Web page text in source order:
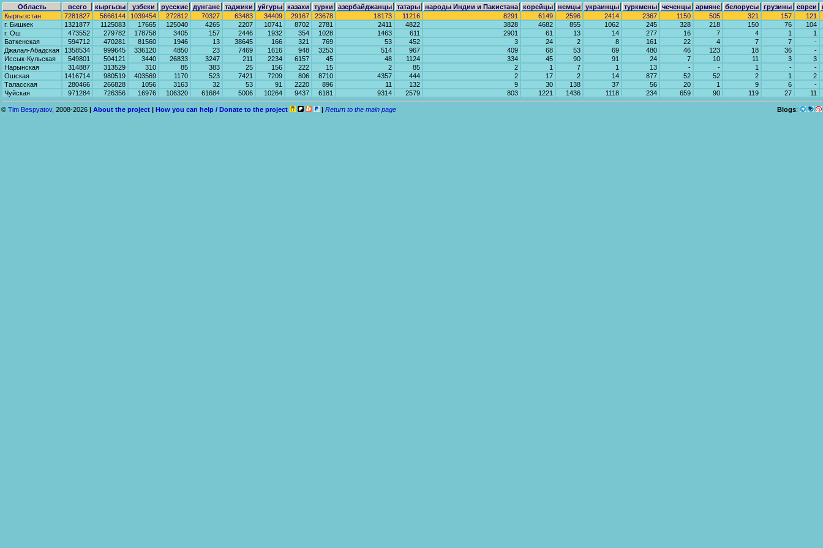
Область всего кыргызы узбеки русские дунгане таджики уйгуры казахи турки азербайджанцы татары народы Индии и Пакистана корейцы немцы украинцы туркмены чеченцы армяне белорусы грузины евреи
Кыргызстан
7281827 5666144 1039454 272812 70327 63483 34409 29167 23678 18173 11216 8291 6149 2596 2414 2367 1150 505 321 157
121
г. Бишкек
1321877 1125083 17665 125040 4265 2207 10741 8702 2781 2411 4822 3828 4682 855 1062 245 328 218 150 76
104
г. Ош
473552 279782 178758 3405 157 2446 1932 354 1028 1463 611 2901 61 13 14 277 16 7 4 1
1
Баткенская
594712 470281 81560 1946 13 38645 166 321 769 53 452 3 24 2 8 161 22 4 7 7
-
Джалал-Абадская
1358534 999645 336120 4850 23 7469 1616 948 3253 514 967 409 68 53 69 480 46 123 18 36
-
Иссык-Кульская
549801 504121 3440 26833 3247 211 2234 6157 45 48 1124 334 45 90 91 24 7 10 11 3
3
Нарынская
314887 313529 310 85 383 25 156 222 15 2 85 2 1 7 1 13 - - 1 -
-
Ошская
1416714 980519 403569 1170 523 7421 7209 806 8710 4357 444 2 17 2 14 877 52 52 2 1
2
Таласская
280466 266828 1056 3163 32 53 91 2220 896 11 132 9 30 138 37 56 20 1 9 6
-
Чуйская
971284 726356 16976 106320 61684 5006 10264 9437 6181 9314 2579 803 1221 1436 1118 234 659 90 119 27 11
© Tim Bespyatov, 2008-2026 | About the project | How you can help / Donate to the project | Return to the main page Blogs: